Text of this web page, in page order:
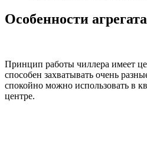
Особенности агрегата
Принцип работы чиллера имеет
способен захватывать очень
спокойно можно использовать в
центре.